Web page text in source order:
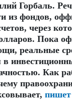
Горбаль.
из фондов,
через
Пока
реальные
Как
пишет